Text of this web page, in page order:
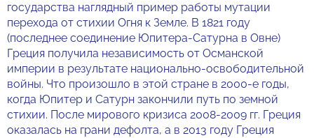
государства наглядный пример работы мутации
перехода от стихии Огня к Земле. В 1821 году
(последнее соединение Юпитера-Сатурна в Овне)
Греция получила независимость от Османской
империи в результате национально-освободительной
войны. Что произошло в этой стране в 2000-е годы,
когда Юпитер и Сатурн закончили путь по земной
стихии. После мирового кризиса 2008-2009 гг. Греция
оказалась на грани дефолта, а в 2013 году Греция